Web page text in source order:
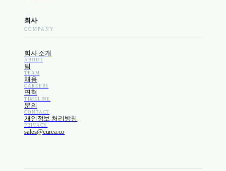
회사
COMPANY
회사 소개
ABOUT
팀
TEAM
채용
CAREERS
연혁
TIMELINE
문의
CONTACT
개인정보 처리방침
PRIVACY
sales@curea.co